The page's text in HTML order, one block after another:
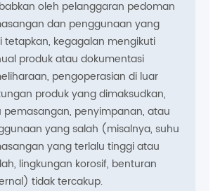
oleh pelanggaran pedoman
dan penggunaan yang
tetapkan, kegagalan mengikuti
produk atau dokumentasi
pengoperasian di luar
produk yang dimaksudkan,
pemasangan, penyimpanan, atau
yang salah (misalnya, suhu
yang terlalu tinggi atau
lingkungan korosif, benturan
tidak tercakup.